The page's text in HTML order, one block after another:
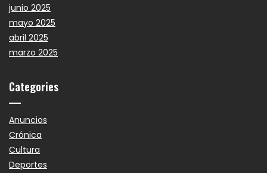
junio 2025
mayo 2025
abril 2025
marzo 2025
Categories
Anuncios
Crónica
Cultura
Deportes